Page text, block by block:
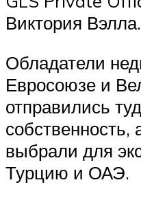
Виктория Вэлла.
Обладатели
Евросоюзе и
отправились
собственность,
выбрали для
Турцию и ОАЭ.